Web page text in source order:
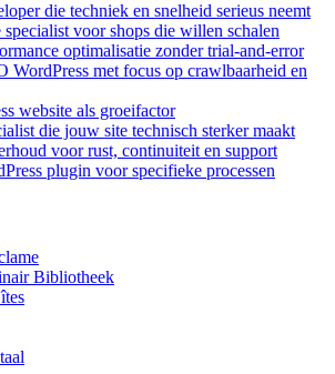
die techniek en snelheid serieus neemt
voor shops die willen schalen
optimalisatie zonder trial-and-error
WordPress met focus op crawlbaarheid en
website als groeifactor
die jouw site technisch sterker maakt
voor rust, continuiteit en support
plugin voor specifieke processen
Bibliotheek